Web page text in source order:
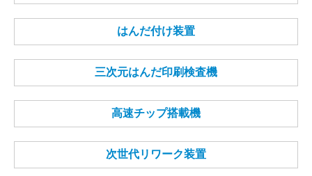
はんだ付け装置
三次元はんだ印刷検査機
高速チップ搭載機
次世代リワーク装置